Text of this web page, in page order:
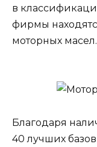
в
фирмы
моторных масел.
Благодаря
40 лучших